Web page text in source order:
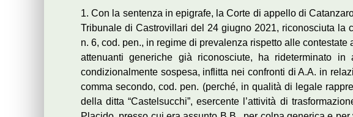
1. Con la sentenza in epigrafe, la Corte di appello di
Tribunale di Castrovillari del 24 giugno 2021, riconosciuta la
n. 6, cod. pen., in regime di prevalenza rispetto alle
attenuanti generiche già riconosciute, ha rideterminato
condizionalmente sospesa, inflitta nei confronti di A.A. in
comma secondo, cod. pen. (perché, in qualità di legale
della ditta “Castelsucchi”, esercente l’attività di